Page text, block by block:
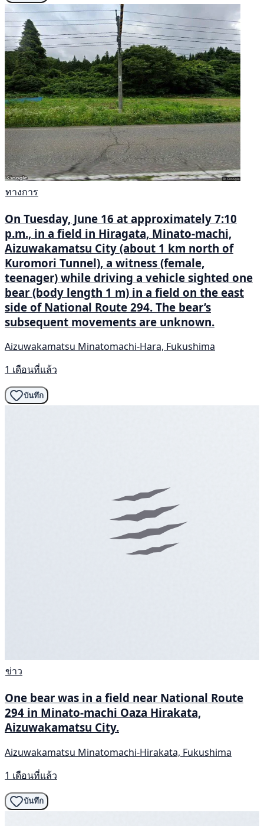
ทางการ
On Tuesday, June 16 at approximately 7:10
p.m., in a field in Hiragata, Minato-machi,
Aizuwakamatsu City (about 1 km north of
Kuromori Tunnel), a witness (female,
teenager) while driving a vehicle sighted one
bear (body length 1 m) in a field on the east
side of National Route 294. The bear’s
subsequent movements are unknown.
Aizuwakamatsu Minatomachi-Hara, Fukushima
1 เดือนที่แล้ว
บันทึก
ข่าว
One bear was in a field near National Route
294 in Minato-machi Oaza Hirakata,
Aizuwakamatsu City.
Aizuwakamatsu Minatomachi-Hirakata, Fukushima
1 เดือนที่แล้ว
บันทึก